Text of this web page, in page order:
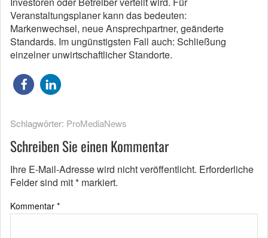
Veranstaltungsplaner kann das bedeuten:
Markenwechsel, neue Ansprechpartner, geänderte
Standards. Im ungünstigsten Fall auch: Schließung
einzelner unwirtschaftlicher Standorte.
Schlagwörter: ProMediaNews
Schreiben Sie einen Kommentar
Ihre E-Mail-Adresse wird nicht veröffentlicht. Erforderliche
Felder sind mit* markiert.
Kommentar *